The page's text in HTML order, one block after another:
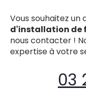
Vous souhaitez
d'installation de
nous contacter !
expertise à votre
03